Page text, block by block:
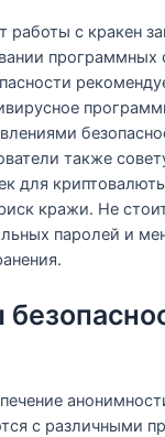
работы с кракен
программных
также
для
кражи. Не
паролей и
с различными